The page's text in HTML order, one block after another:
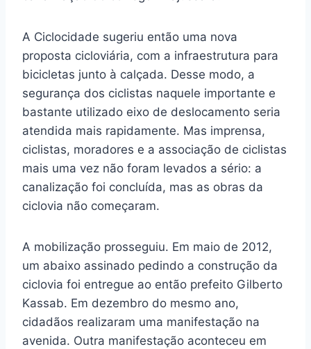
A Ciclocidade sugeriu então uma nova
proposta cicloviária, com a infraestrutura para
bicicletas junto à calçada. Desse modo, a
segurança dos ciclistas naquele importante e
bastante utilizado eixo de deslocamento seria
atendida mais rapidamente. Mas imprensa,
ciclistas, moradores e a associação de ciclistas
mais uma vez não foram levados a sério: a
canalização foi concluída, mas as obras da
ciclovia não começaram.
A mobilização prosseguiu. Em maio de 2012,
um abaixo assinado pedindo a construção da
ciclovia foi entregue ao então prefeito Gilberto
Kassab. Em dezembro do mesmo ano,
cidadãos realizaram uma manifestação na
avenida. Outra manifestação aconteceu em